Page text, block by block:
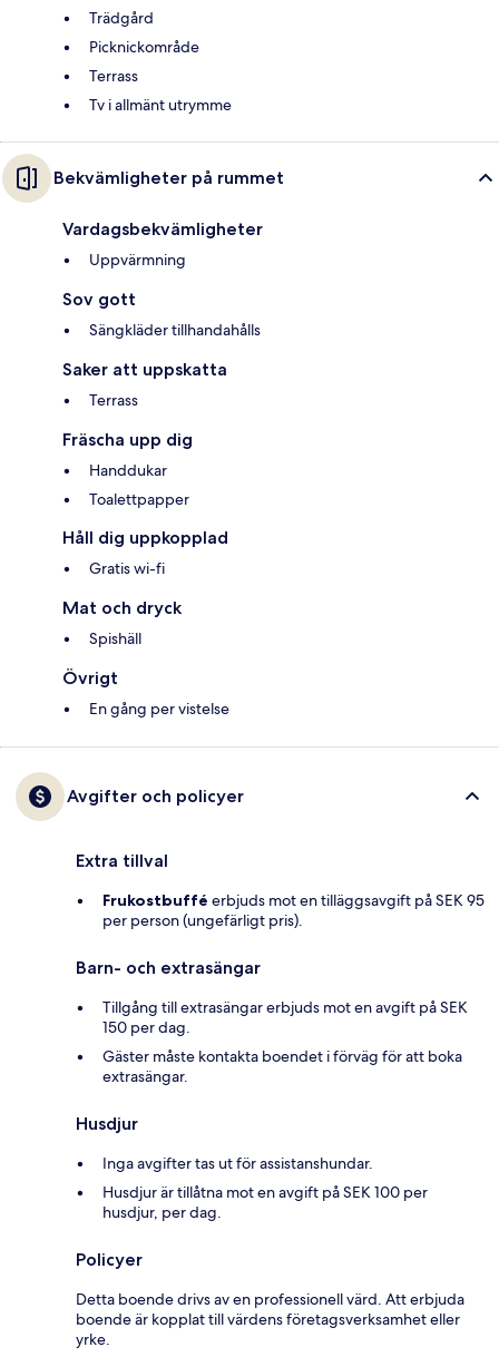
Trädgård
Picknickområde
Terrass
Tv i allmänt utrymme
Bekvämligheter på rummet
Vardagsbekvämligheter
Uppvärmning
Sov gott
Sängkläder tillhandahålls
Saker att uppskatta
Terrass
Fräscha upp dig
Handdukar
Toalettpapper
Håll dig uppkopplad
Gratis wi-fi
Mat och dryck
Spishäll
Övrigt
En gång per vistelse
Avgifter och policyer
Extra tillval
Frukostbuffé erbjuds mot en tilläggsavgift på SEK 95
per person (ungefärligt pris).
Barn- och extrasängar
Tillgång till extrasängar erbjuds mot en avgift på SEK
150 per dag.
Gäster måste kontakta boendet i förväg för att boka
extrasängar.
Husdjur
Inga avgifter tas ut för assistanshundar.
Husdjur är tillåtna mot en avgift på SEK 100 per
husdjur, per dag.
Policyer
Detta boende drivs av en professionell värd. Att erbjuda
boende är kopplat till värdens företagsverksamhet eller
yrke.